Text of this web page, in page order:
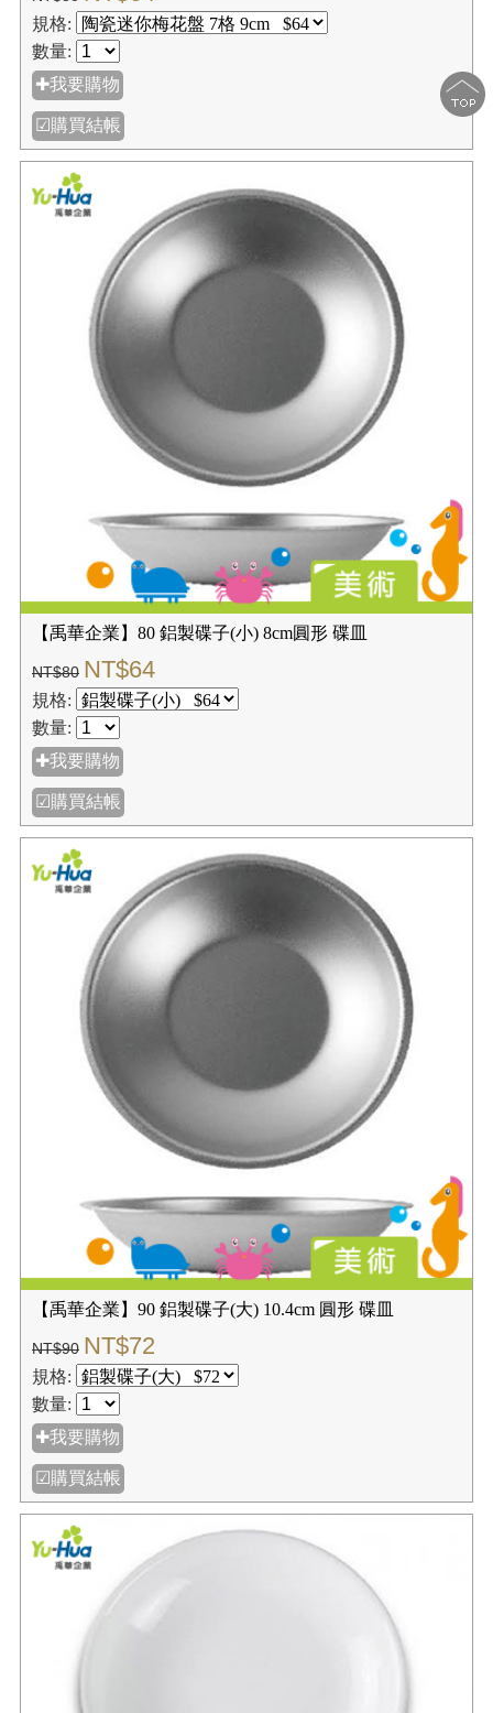
規格:
數量:
✚我要購物
☑購買結帳
【禹華企業】80 鋁製碟子(小) 8cm圓形 碟皿
NT$80 NT$64
規格:
數量:
✚我要購物
☑購買結帳
【禹華企業】90 鋁製碟子(大) 10.4cm 圓形 碟皿
NT$90 NT$72
規格:
數量:
✚我要購物
☑購買結帳